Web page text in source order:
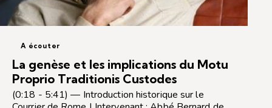
A écouter
La genèse et les implications du Motu
Proprio Traditionis Custodes
(0:18 - 5:41) — Introduction historique sur le